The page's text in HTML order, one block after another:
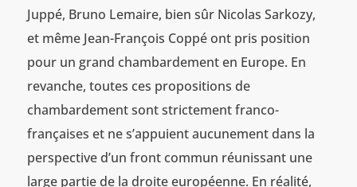
Juppé, Bruno Lemaire, bien sûr Nicolas Sarkozy,
et même Jean-François Coppé ont pris position
pour un grand chambardement en Europe. En
revanche, toutes ces propositions de
chambardement sont strictement franco-
françaises et ne s’appuient aucunement dans la
perspective d’un front commun réunissant une
large partie de la droite européenne. En réalité,